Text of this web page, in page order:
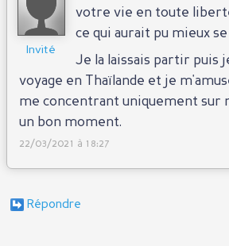
Invité
votre vie en toute
ce qui aurait pu mieux
Je la laissais partir puis
voyage en Thaïlande et je
me concentrant uniquement sur
un bon moment.
22/03/2021 à 18:27